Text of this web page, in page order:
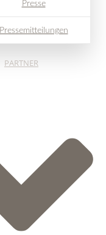
Presse
Pressemitteilungen
PARTNER